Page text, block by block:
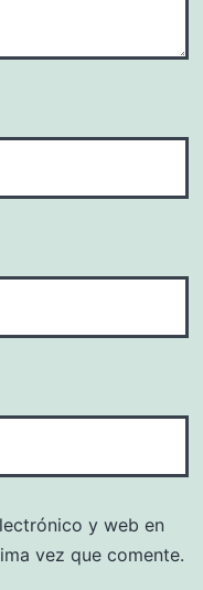
y web en
vez que comente.